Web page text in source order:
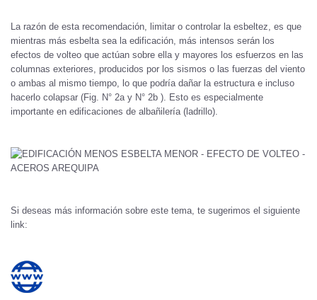
La razón de esta recomendación, limitar o controlar la esbeltez, es que
mientras más esbelta sea la edificación, más intensos serán los
efectos de volteo que actúan sobre ella y mayores los esfuerzos en las
columnas exteriores, producidos por los sismos o las fuerzas del viento
o ambas al mismo tiempo, lo que podría dañar la estructura e incluso
hacerlo colapsar (Fig. N° 2a y N° 2b ). Esto es especialmente
importante en edificaciones de albañilería (ladrillo).
Si deseas más información sobre este tema, te sugerimos el siguiente
link: